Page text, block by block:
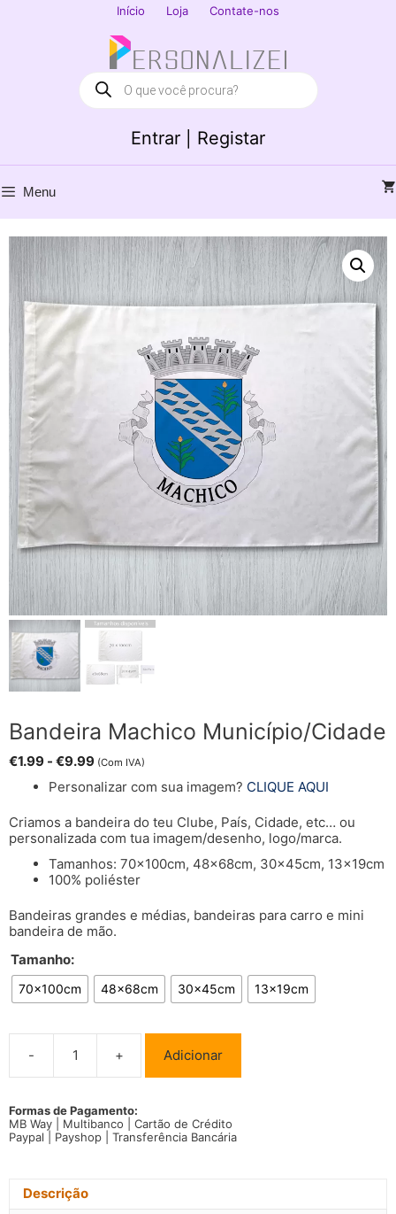
Início Loja Contate-nos
Entrar | Registar
Products
search
Menu
Bandeira Machico Município/Cidade
€1.99 - €9.99 (Com IVA)
Personalizar com sua imagem? CLIQUE AQUI
Criamos a bandeira do teu Clube, País, Cidade, etc… ou
personalizada com tua imagem/desenho, logo/marca.
Tamanhos: 70x100cm, 48x68cm, 30x45cm, 13x19cm
100% poliéster
Bandeiras grandes e médias, bandeiras para carro e mini
bandeira de mão.
Tamanho:
70x100cm 48x68cm 30x45cm 13x19cm
-
Quantidade
de
Município/Cidade
+ Adicionar
Formas de Pagamento:
MB Way | Multibanco | Cartão de Crédito
Paypal | Payshop | Transferência Bancária
Descrição